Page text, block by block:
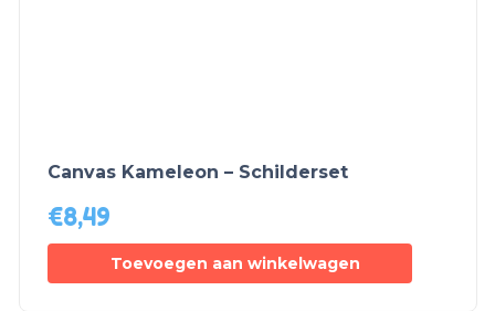
Canvas Kameleon – Schilderset
€8,49
Toevoegen aan winkelwagen